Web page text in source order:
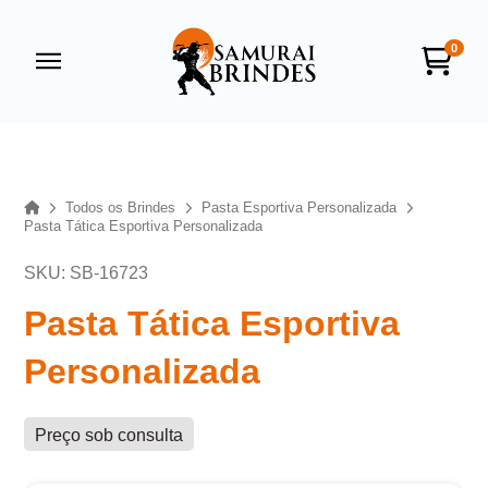
0
HomeTodos os Brindes
Pasta Esportiva Personalizada
Pasta Tática Esportiva Personalizada
SKU: SB-16723
Pasta Tática Esportiva
Personalizada
Preço sob consulta